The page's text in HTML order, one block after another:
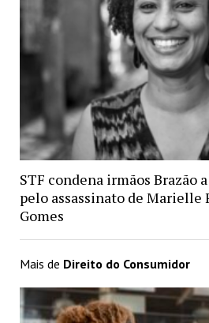
STF condena irmãos Brazão
pelo assassinato de Marielle
Gomes
Mais de Direito do Consumidor